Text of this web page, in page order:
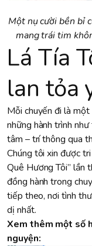
Một nụ cười bền bỉ
mang trái tim
Lá Tía
lan tỏa
Mỗi chuyến đi là
những hành trình
tâm – trí thông qua
Chúng tôi xin được
Quê Hương Tôi” lần
đồng hành trong
tiếp theo, nơi tình
dị nhất.
Xem thêm một số
nguyện: